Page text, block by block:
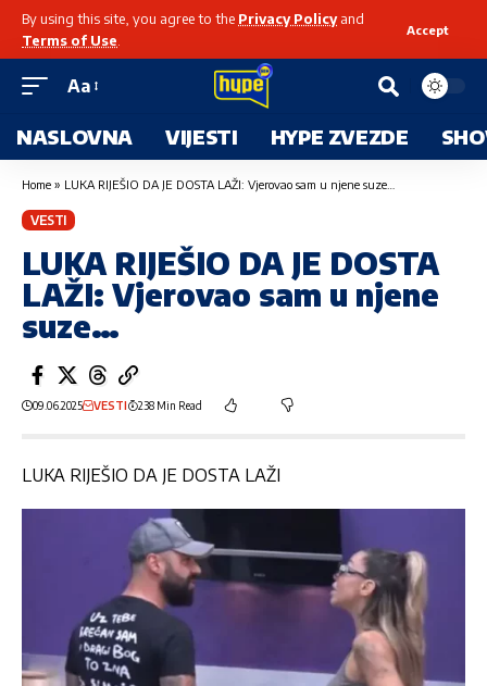
By using this site, you agree to the Privacy Policyand
Terms of Use
Accept
Aa
NASLOVNA VIJESTI HYPE ZVEZDE
Home » LUKA RIJEŠIO DA JE DOSTA LAŽI: Vjerovao sam u njene suze…
VESTI
LUKA RIJEŠIO DA JE DOSTA
LAŽI: Vjerovao sam u njene
suze…
09.06.2025 VESTI 238 Min Read
LUKA RIJEŠIO DA JE DOSTA LAŽI